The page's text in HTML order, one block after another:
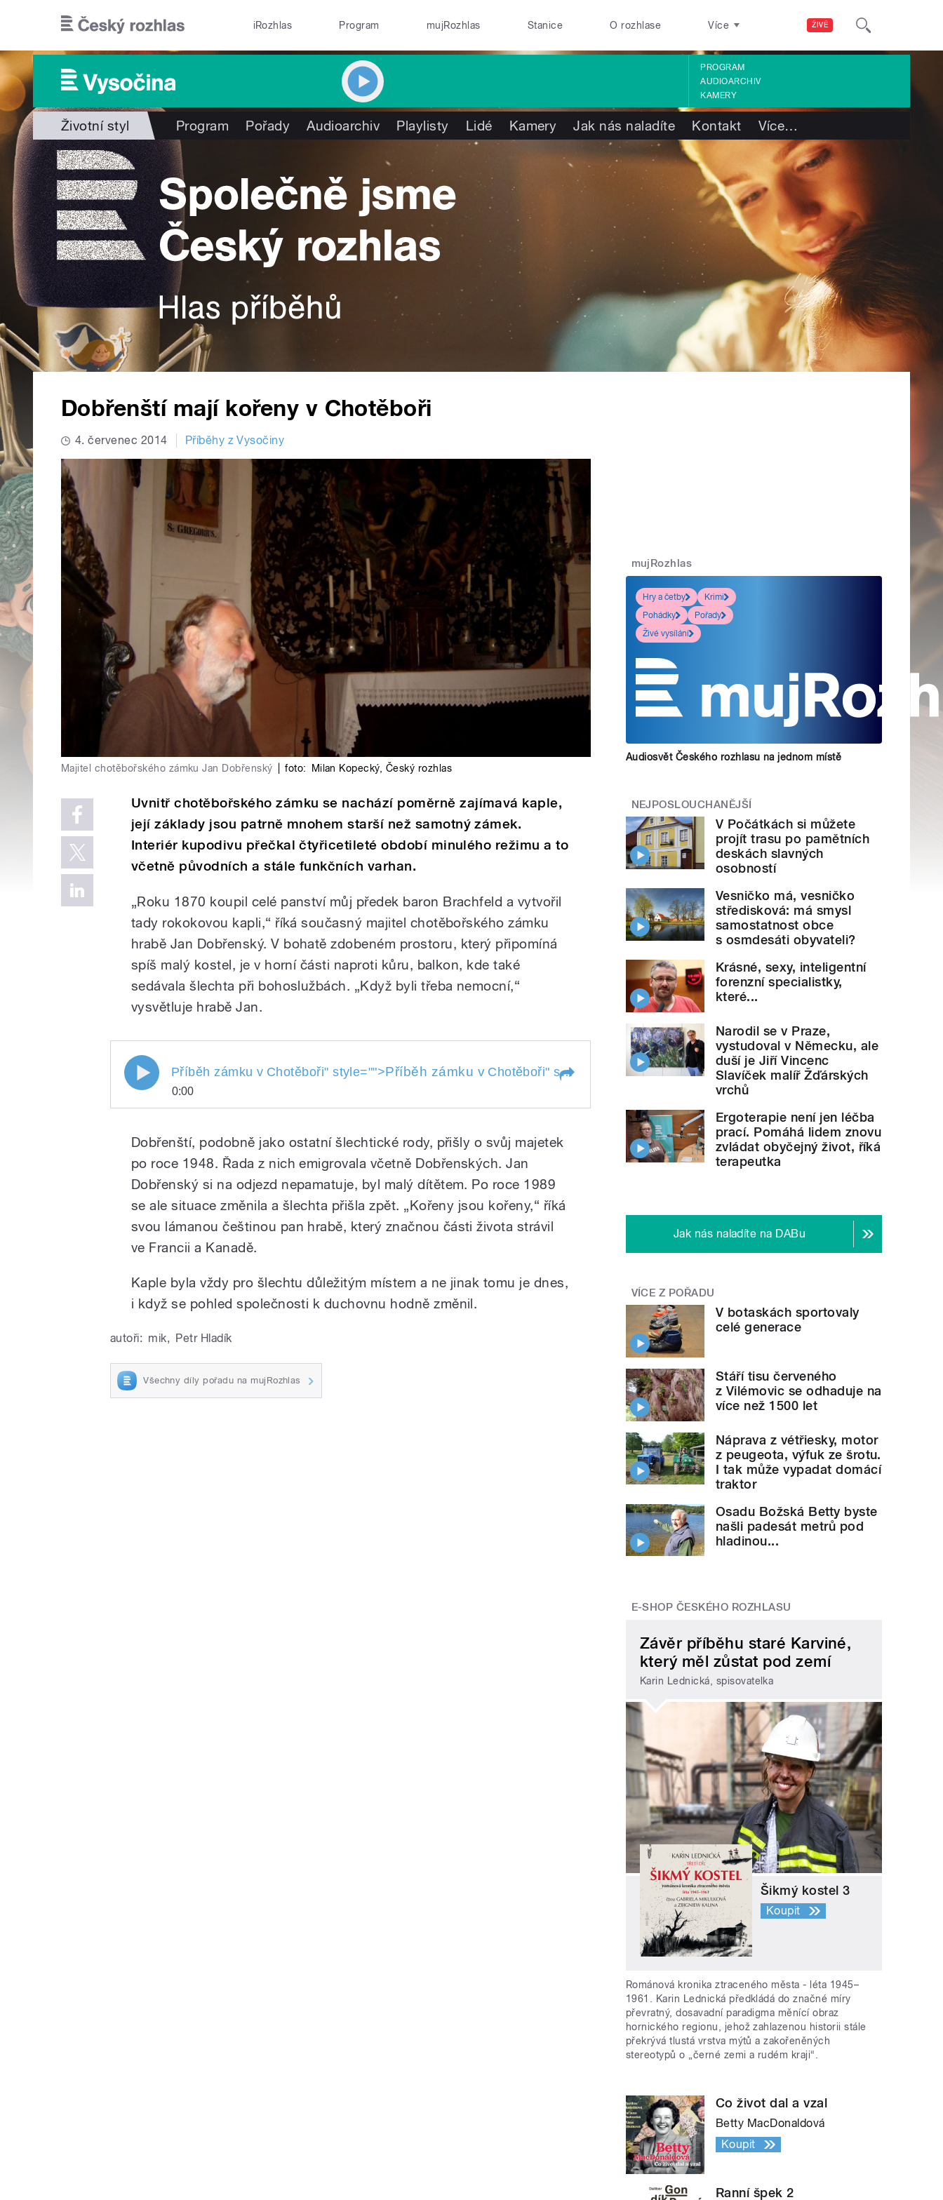
ŽIVĚ
iRozhlas Program mujRozhlas Stanice O rozhlase Více
PROGRAM
AUDIOARCHIV
KAMERY
Životní styl Program Pořady Audioarchiv Playlisty Lidé Kamery Jak nás naladíte Kontakt Více…
Dobřenští mají kořeny v Chotěboři
4. červenec 2014 Příběhy z Vysočiny
Majitel chotěbořského zámku Jan Dobřenský foto: Milan Kopecký, Český rozhlas
Uvnitř chotěbořského zámku se nachází poměrně zajímavá kaple,
její základy jsou patrně mnohem starší než samotný zámek.
Interiér kupodivu přečkal čtyřicetileté období minulého režimu a to
včetně původních a stále funkčních varhan.
„Roku 1870 koupil celé panství můj předek baron Brachfeld a vytvořil
tady rokokovou kapli,“ říká současný majitel chotěbořského zámku
hrabě Jan Dobřenský. V bohatě zdobeném prostoru, který připomíná
spíš malý kostel, je v horní části naproti kůru, balkon, kde také
sedávala šlechta při bohoslužbách. „Když byli třeba nemocní,“
vysvětluje hrabě Jan.
Příběh zámku v Chotěboři" style="">Příběh zámku v Chotěboři" style=""> Příběh zámku v Chotěboři
0:00
Dobřenští, podobně jako ostatní šlechtické rody, přišly o svůj majetek
po roce 1948. Řada z nich emigrovala včetně Dobřenských. Jan
Dobřenský si na odjezd nepamatuje, byl malý dítětem. Po roce 1989
se ale situace změnila a šlechta přišla zpět. „Kořeny jsou kořeny,“ říká
svou lámanou češtinou pan hrabě, který značnou části života strávil
ve Francii a Kanadě.
Kaple byla vždy pro šlechtu důležitým místem a ne jinak tomu je dnes,
i když se pohled společnosti k duchovnu hodně změnil.
autoři: mik, Petr Hladík
Všechny díly pořadu na mujRozhlas
mujRozhlas
Hry a četby
Krimi
Pohádky
Pořady
Živé vysílání
Audiosvět Českého rozhlasu na jednom místě
NEJPOSLOUCHANĚJŠÍ
V Počátkách si můžete
projít trasu po pamětních
deskách slavných
osobností
Vesničko má, vesničko
středisková: má smysl
samostatnost obce
s osmdesáti obyvateli?
Krásné, sexy, inteligentní
forenzní specialistky,
které...
Narodil se v Praze,
vystudoval v Německu, ale
duší je Jiří Vincenc
Slavíček malíř Žďárských
vrchů
Ergoterapie není jen léčba
prací. Pomáhá lidem znovu
zvládat obyčejný život, říká
terapeutka
Jak nás naladíte na DABu
VÍCE Z POŘADU
V botaskách sportovaly
celé generace
Stáří tisu červeného
z Vilémovic se odhaduje na
více než 1500 let
Náprava z vétřiesky, motor
z peugeota, výfuk ze šrotu.
I tak může vypadat domácí
traktor
Osadu Božská Betty byste
našli padesát metrů pod
hladinou...
E-SHOP ČESKÉHO ROZHLASU
Závěr příběhu staré Karviné,
který měl zůstat pod zemí
Karin Lednická, spisovatelka
Šikmý kostel 3
Koupit
Románová kronika ztraceného města - léta 1945–
1961. Karin Lednická předkládá do značné míry
převratný, dosavadní paradigma měnící obraz
hornického regionu, jehož zahlazenou historii stále
překrývá tlustá vrstva mýtů a zakořeněných
stereotypů o „černé zemi a rudém kraji“.
Co život dal a vzal
Betty MacDonaldová
Koupit
Ranní špek 2